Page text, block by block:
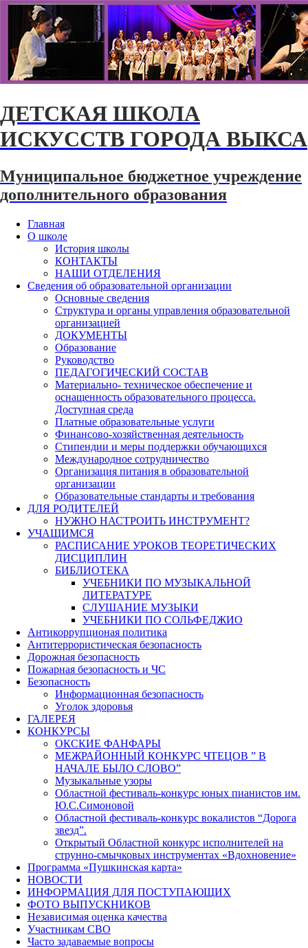
ДЕТСКАЯ ШКОЛА
ИСКУССТВ ГОРОДА ВЫКСА
Муниципальное бюджетное учреждение
дополнительного образования
Главная
О школе
История школы
КОНТАКТЫ
НАШИ ОТДЕЛЕНИЯ
Сведения об образовательной организации
Основные сведения
Структура и органы управления образовательной
организацией
ДОКУМЕНТЫ
Образование
Руководство
ПЕДАГОГИЧЕСКИЙ СОСТАВ
Материально- техническое обеспечение и
оснащенность образовательного процесса.
Доступная среда
Платные образовательные услуги
Финансово-хозяйственная деятельность
Стипендии и меры поддержки обучающихся
Международное сотрудничество
Организация питания в образовательной
организации
Образовательные стандарты и требования
ДЛЯ РОДИТЕЛЕЙ
НУЖНО НАСТРОИТЬ ИНСТРУМЕНТ?
УЧАЩИМСЯ
РАСПИСАНИЕ УРОКОВ ТЕОРЕТИЧЕСКИХ
ДИСЦИПЛИН
БИБЛИОТЕКА
УЧЕБНИКИ ПО МУЗЫКАЛЬНОЙ
ЛИТЕРАТУРЕ
СЛУШАНИЕ МУЗЫКИ
УЧЕБНИКИ ПО СОЛЬФЕДЖИО
Антикоррупционая политика
Антитеррористическая безопасность
Дорожная безопасность
Пожарная безопасность и ЧС
Безопасность
Информационная безопасность
Уголок здоровья
ГАЛЕРЕЯ
КОНКУРСЫ
ОКСКИЕ ФАНФАРЫ
МЕЖРАЙОННЫЙ КОНКУРС ЧТЕЦОВ ” В
НАЧАЛЕ БЫЛО СЛОВО”
Музыкальные узоры
Областной фестиваль-конкурс юных пианистов им.
Ю.С.Симоновой
Областной фестиваль-конкурс вокалистов “Дорога
звезд”.
Открытый Областной конкурс исполнителей на
струнно-смычковых инструментах «Вдохновение»
Программа «Пушкинская карта»
НОВОСТИ
ИНФОРМАЦИЯ ДЛЯ ПОСТУПАЮЩИХ
ФОТО ВЫПУСКНИКОВ
Независимая оценка качества
Участникам СВО
Часто задаваемые вопросы